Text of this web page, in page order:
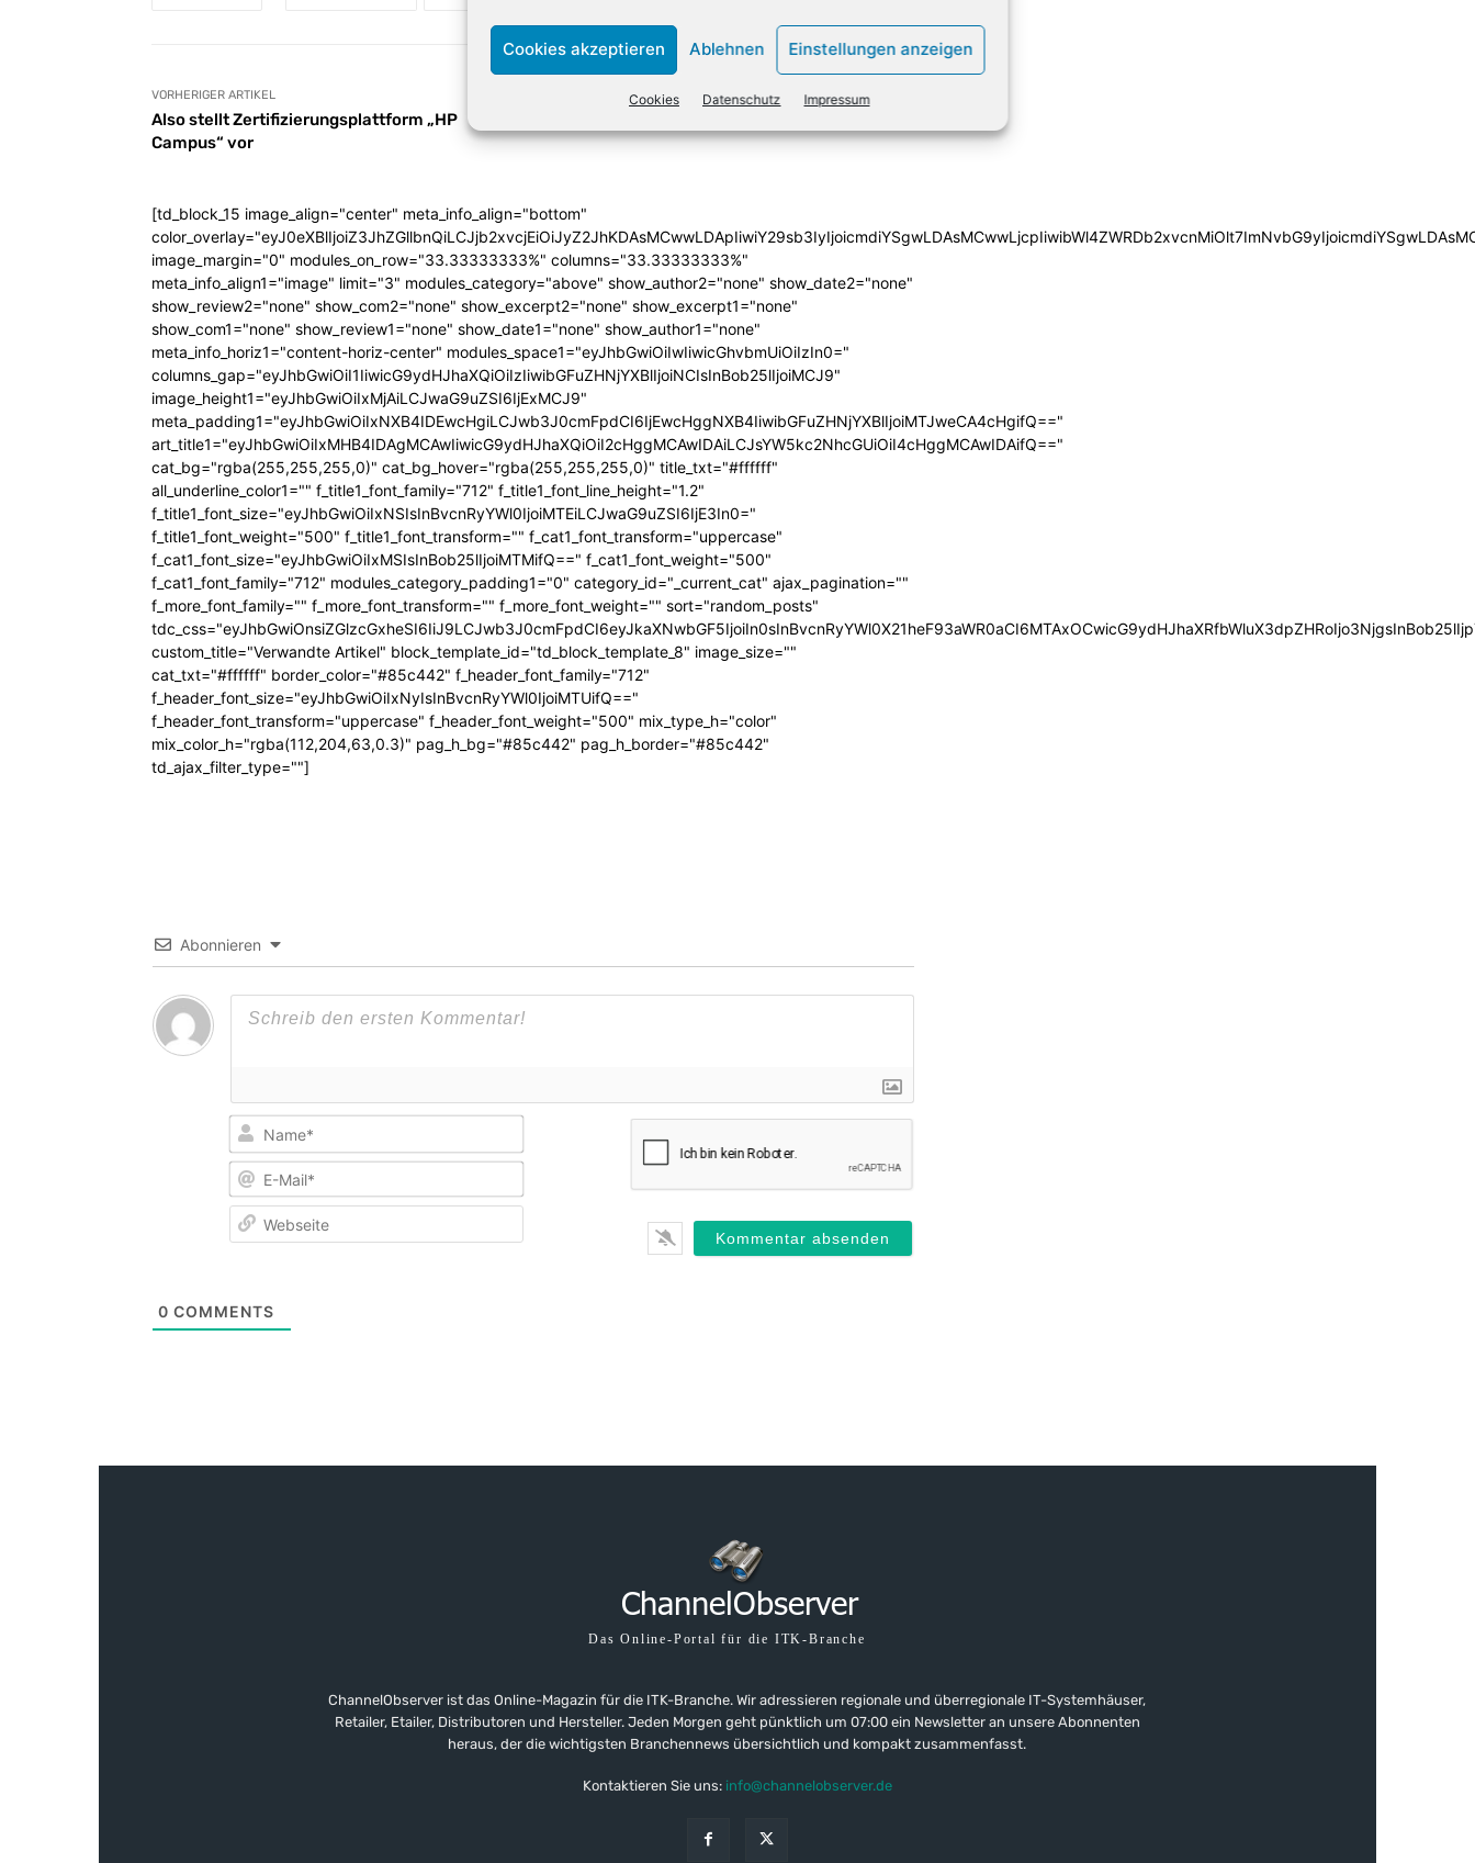
Cookies akzeptieren Ablehnen Einstellungen anzeigen
Cookies Datenschutz Impressum
VORHERIGER ARTIKEL
Also stellt Zertifizierungsplattform „HP
Campus“ vor
NÄCHSTER ARTIKEL
[td_block_15 image_align="center" meta_info_align="bottom"
image_margin="0" modules_on_row="33.33333333%" columns="33.33333333%"
meta_info_align1="image" limit="3" modules_category="above" show_author2="none" show_date2="none"
show_review2="none" show_com2="none" show_excerpt2="none" show_excerpt1="none"
show_com1="none" show_review1="none" show_date1="none" show_author1="none"
meta_info_horiz1="content-horiz-center" modules_space1="eyJhbGwiOiIwIiwicGhvbmUiOiIzIn0="
columns_gap="eyJhbGwiOiI1IiwicG9ydHJhaXQiOiIzIiwibGFuZHNjYXBlIjoiNCIsInBob25lIjoiMCJ9"
image_height1="eyJhbGwiOiIxMjAiLCJwaG9uZSI6IjExMCJ9"
meta_padding1="eyJhbGwiOiIxNXB4IDEwcHgiLCJwb3J0cmFpdCI6IjEwcHggNXB4IiwibGFuZHNjYXBlIjoiMTJweCA4cHgifQ=="
art_title1="eyJhbGwiOiIxMHB4IDAgMCAwIiwicG9ydHJhaXQiOiI2cHggMCAwIDAiLCJsYW5kc2NhcGUiOiI4cHggMCAwIDAifQ=="
cat_bg="rgba(255,255,255,0)" cat_bg_hover="rgba(255,255,255,0)" title_txt="#ffffff"
all_underline_color1="" f_title1_font_family="712" f_title1_font_line_height="1.2"
f_title1_font_size="eyJhbGwiOiIxNSIsInBvcnRyYWl0IjoiMTEiLCJwaG9uZSI6IjE3In0="
f_title1_font_weight="500" f_title1_font_transform="" f_cat1_font_transform="uppercase"
f_cat1_font_size="eyJhbGwiOiIxMSIsInBob25lIjoiMTMifQ==" f_cat1_font_weight="500"
f_cat1_font_family="712" modules_category_padding1="0" category_id="_current_cat" ajax_pagination=""
f_more_font_family="" f_more_font_transform="" f_more_font_weight="" sort="random_posts"
custom_title="Verwandte Artikel" block_template_id="td_block_template_8" image_size=""
cat_txt="#ffffff" border_color="#85c442" f_header_font_family="712"
f_header_font_size="eyJhbGwiOiIxNyIsInBvcnRyYWl0IjoiMTUifQ=="
f_header_font_transform="uppercase" f_header_font_weight="500" mix_type_h="color"
mix_color_h="rgba(112,204,63,0.3)" pag_h_bg="#85c442" pag_h_border="#85c442"
td_ajax_filter_type=""]
Abonnieren
Name*
E-
0 COMMENTS
Das Online-Portal für die ITK-Branche
ChannelObserver ist das Online-Magazin für die ITK-Branche. Wir adressieren regionale und überregionale IT-Systemhäuser,
Retailer, Etailer, Distributoren und Hersteller. Jeden Morgen geht pünktlich um 07:00 ein Newsletter an unsere Abonnenten
heraus, der die wichtigsten Branchennews übersichtlich und kompakt zusammenfasst.
Kontaktieren Sie uns: info@channelobserver.de